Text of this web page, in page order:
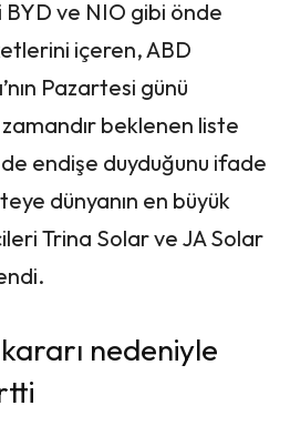
ve NIO gibi önde
içeren, ABD
Pazartesi günü
zamandır beklenen liste
endişe duyduğunu ifade
dünyanın en büyük
Trina Solar ve JA Solar
nedeniyle